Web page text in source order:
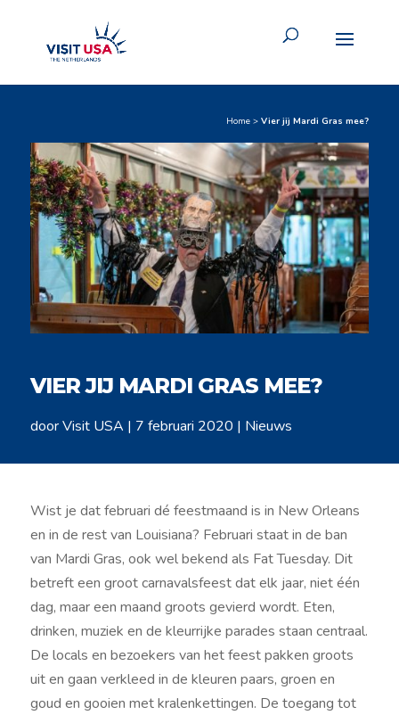
Home >Vier jij Mardi Gras mee?
VIER JIJ MARDI GRAS MEE?
doorVisit USA | 7 februari 2020 | Nieuws
Wist je dat februari dé feestmaand is in New Orleans
en in de rest van Louisiana? Februari staat in de ban
van Mardi Gras, ook wel bekend als Fat Tuesday. Dit
betreft een groot carnavalsfeest dat elk jaar, niet één
dag, maar een maand groots gevierd wordt. Eten,
drinken, muziek en de kleurrijke parades staan centraal.
De locals en bezoekers van het feest pakken groots
uit en gaan verkleed in de kleuren paars, groen en
goud en gooien met kralenkettingen. De toegang tot